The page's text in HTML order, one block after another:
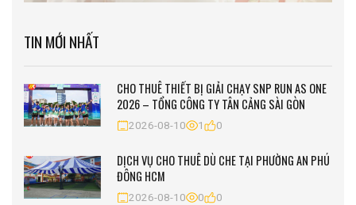
TIN MỚI NHẤT
CHO THUÊ THIẾT BỊ GIẢI CHẠY SNP RUN AS ONE
2026 – TỔNG CÔNG TY TÂN CẢNG SÀI GÒN
2026-08-10 1 0
DỊCH VỤ CHO THUÊ DÙ CHE TẠI PHƯỜNG AN PHÚ
ĐÔNG HCM
2026-08-10 0 0